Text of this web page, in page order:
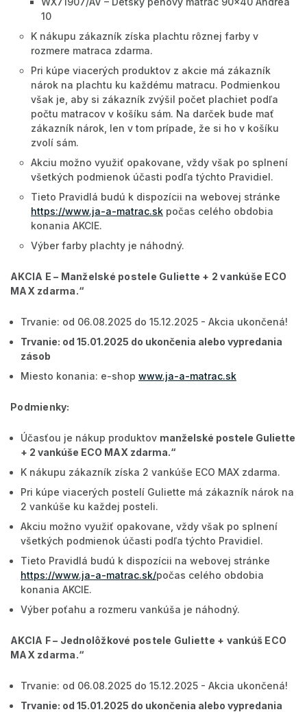
10
K nákupu zákazník získa plachtu rôznej farby v
rozmere matraca zdarma.
Pri kúpe viacerých produktov z akcie má zákazník
nárok na plachtu ku každému matracu. Podmienkou
však je, aby si zákazník zvýšil počet plachiet podľa
počtu matracov v košíku sám. Na darček bude mať
zákazník nárok, len v tom prípade, že si ho v košíku
zvolí sám.
Akciu možno využiť opakovane, vždy však po splnení
všetkých podmienok účasti podľa týchto Pravidiel.
Tieto Pravidlá budú k dispozícii na webovej stránke
https://www.ja-a-matrac.sk počas celého obdobia
konania AKCIE.
Výber farby plachty je náhodný.
AKCIA E – Manželské postele Guliette + 2 vankúše ECO
MAX zdarma.“
Trvanie: od 06.08.2025 do 15.12.2025 - Akcia ukončená!
Trvanie: od 15.01.2025 do ukončenia alebo vypredania
zásob
Miesto konania: e-shop www.ja-a-matrac.sk
Podmienky:
Účasťou je nákup produktov manželské postele Guliette
+ 2 vankúše ECO MAX zdarma.“
K nákupu zákazník získa 2 vankúše ECO MAX zdarma.
Pri kúpe viacerých postelí Guliette má zákazník nárok na
2 vankúše ku každej posteli.
Akciu možno využiť opakovane, vždy však po splnení
všetkých podmienok účasti podľa týchto Pravidiel.
Tieto Pravidlá budú k dispozícii na webovej stránke
https://www.ja-a-matrac.sk/počas celého obdobia
konania AKCIE.
Výber poťahu a rozmeru vankúša je náhodný.
AKCIA F – Jednolôžkové postele Guliette + vankúš ECO
MAX zdarma.“
Trvanie: od 06.08.2025 do 15.12.2025 - Akcia ukončená!
Trvanie: od 15.01.2025 do ukončenia alebo vypredania